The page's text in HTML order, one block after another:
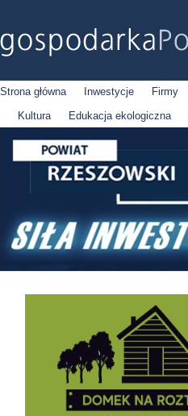
Strona główna Inwestycje Firmy
Kultura
Edukacja ekologiczna